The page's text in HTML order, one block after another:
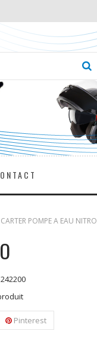
POMPE A EAU NITRO
Pinterest